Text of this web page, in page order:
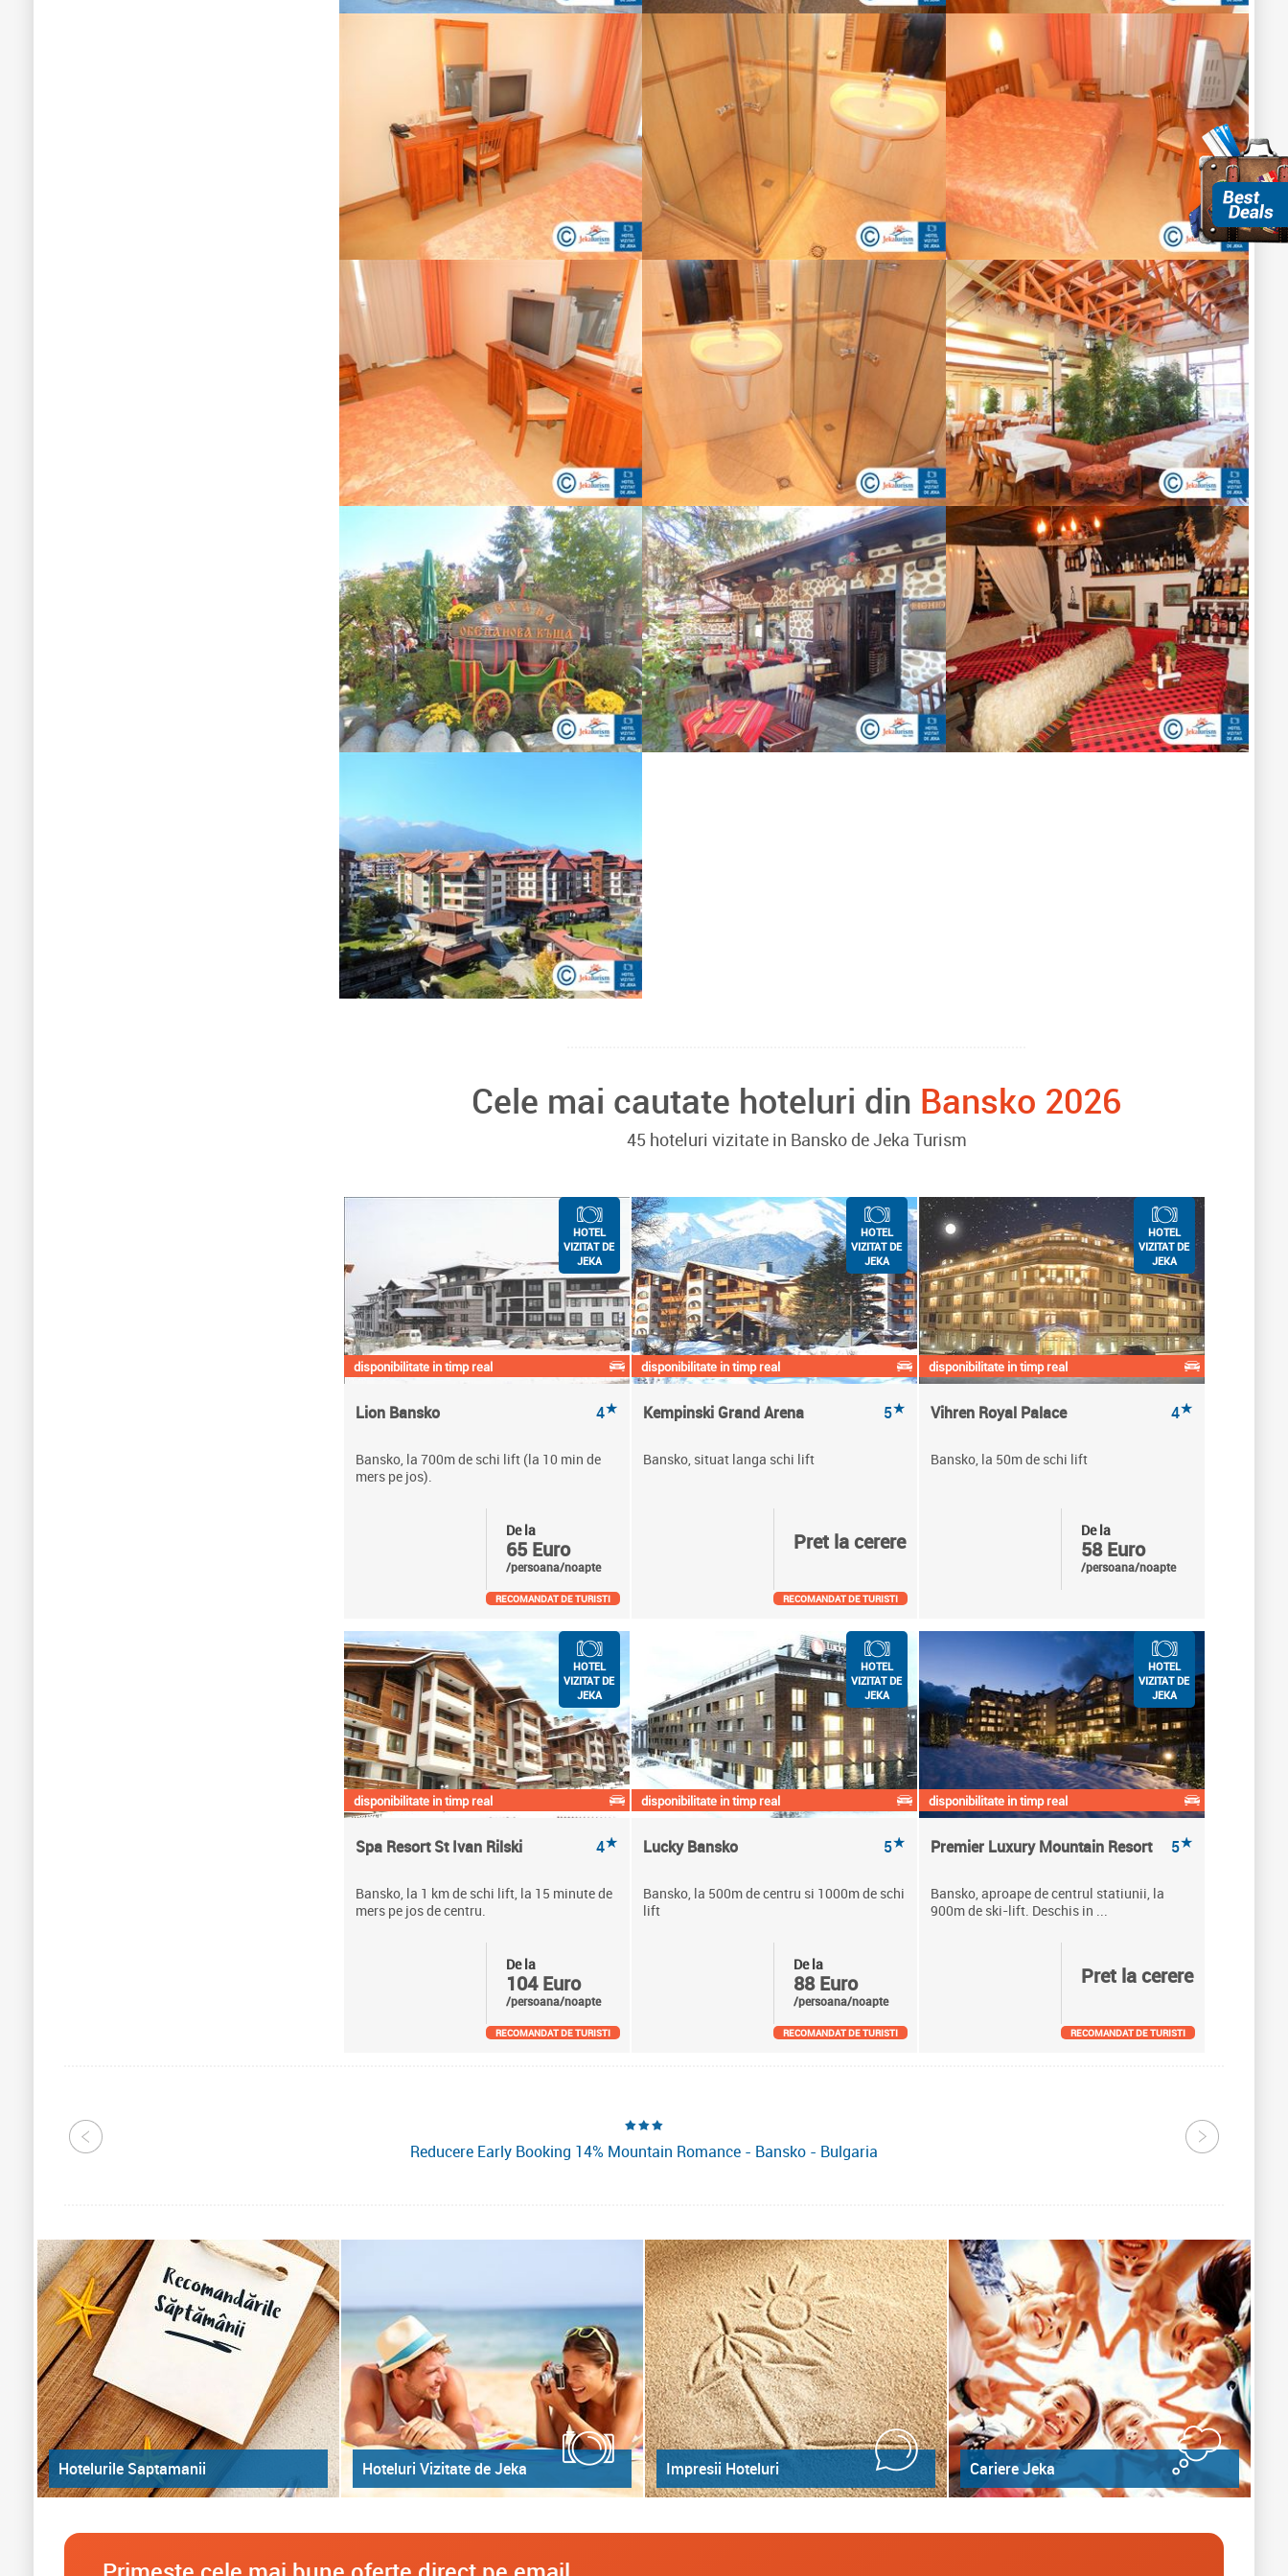
Cele mai cautate hoteluri din Bansko 2026
45 hoteluri vizitate in Bansko de Jeka Turism
disponibilitate in timp real
Lion Bansko 4★
Bansko, la 700m de schi lift (la 10 min de
mers pe jos).
De la
65 Euro
/persoana/noapte
HOTEL
VIZITAT DE
JEKA
RECOMANDAT DE TURISTI
disponibilitate in timp real
Kempinski Grand Arena 5★
Bansko, situat langa schi lift
Pret la cerere
HOTEL
VIZITAT DE
JEKA
RECOMANDAT DE TURISTI
disponibilitate in timp real
Vihren Royal Palace 4★
Bansko, la 50m de schi lift
De la
58 Euro
/persoana/noapte
HOTEL
VIZITAT DE
JEKA
disponibilitate in timp real
Spa Resort St Ivan Rilski 4★
Bansko, la 1 km de schi lift, la 15 minute de
mers pe jos de centru.
De la
104 Euro
/persoana/noapte
HOTEL
VIZITAT DE
JEKA
RECOMANDAT DE TURISTI
disponibilitate in timp real
Lucky Bansko 5★
Bansko, la 500m de centru si 1000m de schi
lift
De la
88 Euro
/persoana/noapte
HOTEL
VIZITAT DE
JEKA
RECOMANDAT DE TURISTI
disponibilitate in timp real
Premier Luxury Mountain Resort 5★
Bansko, aproape de centrul statiunii, la
900m de ski-lift. Deschis in ...
Pret la cerere
HOTEL
VIZITAT DE
JEKA
RECOMANDAT DE TURISTI
Reducere Early Booking 14% Mountain Romance - Bansko - Bulgaria
Hotelurile Saptamanii Hoteluri Vizitate de Jeka Impresii Hoteluri Cariere Jeka